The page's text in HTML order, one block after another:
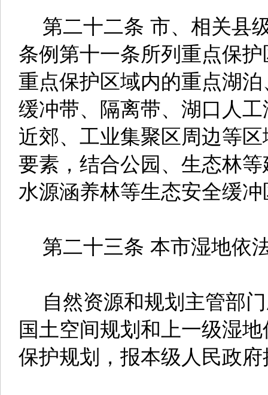
第二十二条 市、相关县
条例第十一条所列重点保
重点保护区域内的重点湖
缓冲带、隔离带、湖口人
近郊、工业集聚区周边等
要素，结合公园、生态林
水源涵养林等生态安全缓
第二十三条 本市湿地依
自然资源和规划主管部
国土空间规划和上一级湿
保护规划，报本级人民政